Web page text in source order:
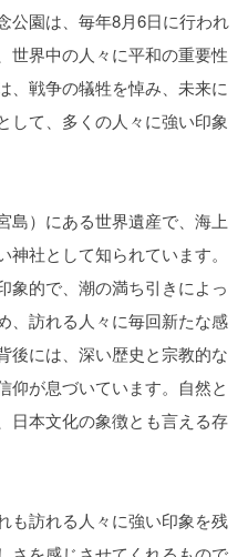
公園は、毎年8月6日に行われ
世界中の人々に平和の重要性
、戦争の犠牲を悼み、未来に
して、多くの人々に強い印象
）にある世界遺産で、海上
社として知られています。
象的で、潮の満ち引きによっ
、訪れる人々に毎回新たな感
後には、深い歴史と宗教的な
仰が息づいています。自然と
日本文化の象徴とも言える存
も訪れる人々に強い印象を残